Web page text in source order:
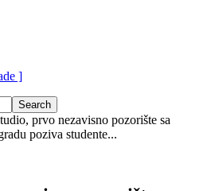
]
prvo nezavisno pozorište sa
poziva studente...